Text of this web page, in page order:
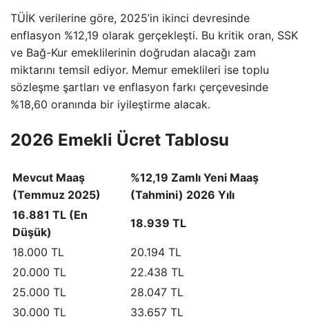
TÜİK verilerine göre, 2025’in ikinci devresinde
enflasyon %12,19 olarak gerçekleşti. Bu kritik oran, SSK
ve Bağ-Kur emeklilerinin doğrudan alacağı zam
miktarını temsil ediyor. Memur emeklileri ise toplu
sözleşme şartları ve enflasyon farkı çerçevesinde
%18,60 oranında bir iyileştirme alacak.
2026 Emekli Ücret Tablosu
Mevcut Maaş
(Temmuz 2025)
%12,19 Zamlı Yeni Maaş
(Tahmini) 2026 Yılı
16.881 TL (En
Düşük)
18.939 TL
18.000 TL
20.194 TL
20.000 TL
22.438 TL
25.000 TL
28.047 TL
30.000 TL
33.657 TL